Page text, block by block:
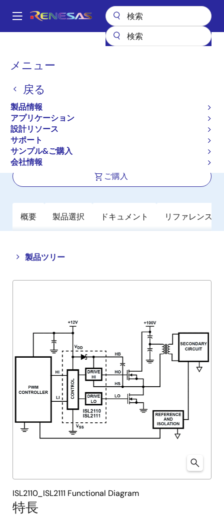
ン
Main
メニュー
戻る
製品情報
アプリケーション
設計リソース
サポート
サンプル&ご購入
会社情報
パ
く
ず
パワー & パワーマネジメント
FETドライバ
ISL2111
アクティブ
100V, 3A/4A (ピーク), 高周波ハーフブ
リッジドライバ
ご購入
概要 製品選択 ドキュメント リファレンス・
製品ツリー
Close
tree
Open
tree
特長
ISL2110_ISL2111 Functional Diagram